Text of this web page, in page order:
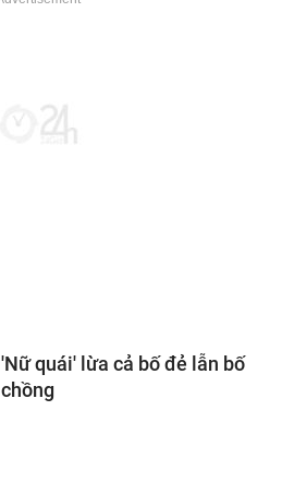
'Nữ quái' lừa cả bố đẻ lẫn bố
chồng